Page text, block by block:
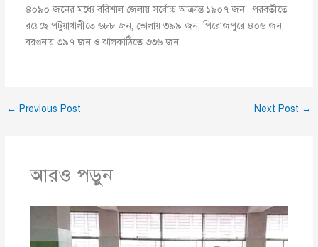
৪০৯০ জনের মধ্যে বরিশাল জেলায় সর্বোচ্চ আক্রান্ত ১৯০৭ জন। পরবর্তীতে
রয়েছে পটুয়াখালীতে ৬৮৮ জন, ভোলায় ৩৯৯ জন, পিরোজপুরে ৪০৬ জন,
বরগুনায় ৩৯৭ জন ও ঝালকাঠিতে ৩৩৬ জন।
← Previous Post Next Post →
আরও পড়ুন